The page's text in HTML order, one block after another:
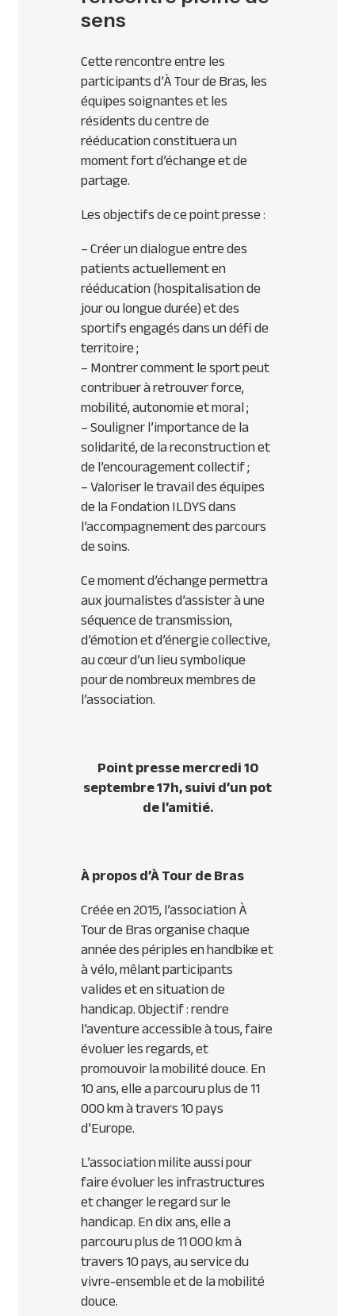
sens
Cette rencontre entre les
participants d’À Tour de Bras, les
équipes soignantes et les
résidents du centre de
rééducation constituera un
moment fort d’échange et de
partage.
Les objectifs de ce point presse :
– Créer un dialogue entre des
patients actuellement en
rééducation (hospitalisation de
jour ou longue durée) et des
sportifs engagés dans un défi de
territoire ;
– Montrer comment le sport peut
contribuer à retrouver force,
mobilité, autonomie et moral ;
– Souligner l’importance de la
solidarité, de la reconstruction et
de l’encouragement collectif ;
– Valoriser le travail des équipes
de la Fondation ILDYS dans
l’accompagnement des parcours
de soins.
Ce moment d’échange permettra
aux journalistes d’assister à une
séquence de transmission,
d’émotion et d’énergie collective,
au cœur d’un lieu symbolique
pour de nombreux membres de
l’association.
Point presse mercredi 10
septembre 17h, suivi d’un pot
de l’amitié.
À propos d’À Tour de Bras
Créée en 2015, l’association À
Tour de Bras organise chaque
année des périples en handbike et
à vélo, mêlant participants
valides et en situation de
handicap. Objectif : rendre
l’aventure accessible à tous, faire
évoluer les regards, et
promouvoir la mobilité douce. En
10 ans, elle a parcouru plus de 11
000 km à travers 10 pays
d’Europe.
L’association milite aussi pour
faire évoluer les infrastructures
et changer le regard sur le
handicap. En dix ans, elle a
parcouru plus de 11 000 km à
travers 10 pays, au service du
vivre-ensemble et de la mobilité
douce.